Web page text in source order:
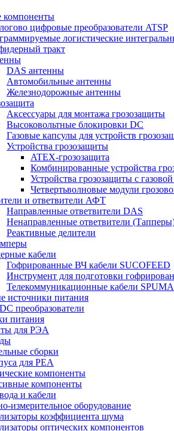
компоненты
цифровые преобразователи ATSP
логистические
тракт
DAS антенны
Автомобильные антенны
Железнодорожные антенны
Аксессуары для монтажа грозозащиты
Высоковольтные блокировки DC
Газовые капсулы для устройств
Устройства грозозащиты
ATEX-грозозащита
Комбинированные устройства
Устройства грозозащиты с
Четвертьволновые модули
и ответвители АФТ
Направленные ответвители DAS
Ненаправленные ответвители
Реактивные делители
кабели
Гофрированные ВЧ кабели SUCOFEED
Инструмент для подготовки
Телекоммуникационные кабели SPUMA
источники питания
преобразователи
питания
для РЭА
сборки
для РЕА
компоненты
компоненты
и кабели
измерительное оборудование
коэффициента шума
оптических компонентов